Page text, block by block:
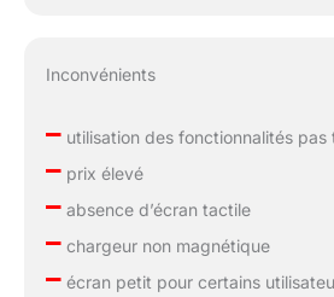
Inconvénients
–utilisation des fonctionnalités pas
–prix élevé
–absence d’écran tactile
–chargeur non magnétique
–écran petit pour certains